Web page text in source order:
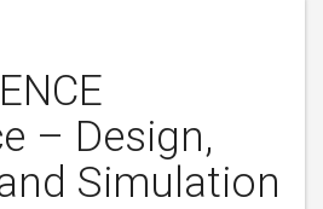
– Design,
Simulation